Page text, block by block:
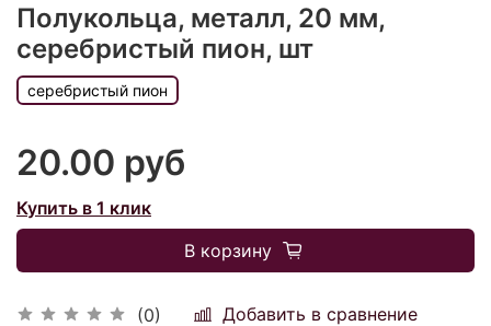
Полукольца, металл, 20 мм,
серебристый пион, шт
(0) Добавить в сравнение
серебристый пион
20.00 руб
Купить в 1 клик
В корзину